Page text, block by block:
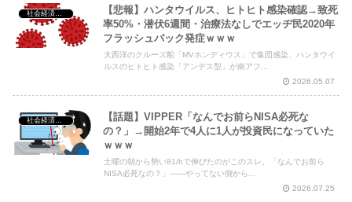
【悲報】ハンタウイルス、ヒトヒト感染確認→致死
率50%・潜伏6週間・治療法なしでエッヂ民2020年
フラッシュバック発症ｗｗｗ
大西洋のクルーズ船「MVホンディウス」で集団感染、ハンタウイ
ルスのヒトヒト感染「アンデス型」が南アフ...
2026.05.07
【話題】VIPPER「なんでお前らNISA必死な
の？」→開始2年で4人に1人が投資民になっていた
ｗｗｗ
土曜の朝から勢い81/hで伸びたのがこのスレ。「なんでお前ら
NISA必死なの？」——やってない側から...
2026.07.25